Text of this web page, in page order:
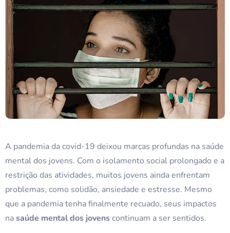
A pandemia da covid-19 deixou marcas profundas na saúde
mental dos jovens. Com o isolamento social prolongado e a
restrição das atividades, muitos jovens ainda enfrentam
problemas, como solidão, ansiedade e estresse. Mesmo
que a pandemia tenha finalmente recuado, seus impactos
nasaúde mental dos jovenscontinuam a ser sentidos.